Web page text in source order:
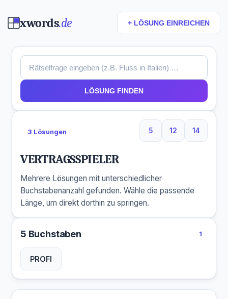
xwords.de + LÖSUNG EINREICHEN
LÖSUNG FINDEN
3 Lösungen 5
5 Buchstaben
12
12 Buchstaben
14
14
VERTRAGSSPIELER
Mehrere Lösungen mit unterschiedlicher
Buchstabenanzahl gefunden. Wähle die passende
Länge, um direkt dorthin zu springen.
5 Buchstaben 1
PROFI